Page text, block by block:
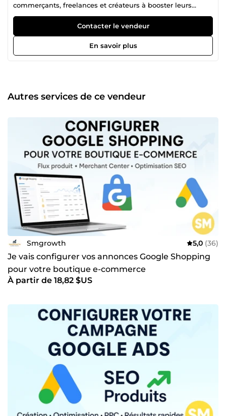
commerçants, freelances et créateurs à booster leurs
ventes grâce à des stratégies efficaces sur Etsy, Google
Merchant Center et Shopify. Plus de 280 clients satisfaits
m’ont déjà fait confiance pour débloquer leurs comptes,
améliorer leur visibilité et automatiser leur business. 🎯
Mes engagements : ✅ Résultats concrets et mesurables ✅
business ensemble. 🚀
Contacter le vendeur
En savoir plus
Autres services de ce vendeur
Smgrowth 5,0 (36)
Je vais configurer vos annonces Google Shopping
pour votre boutique e-commerce
À partir de 18,82 $US